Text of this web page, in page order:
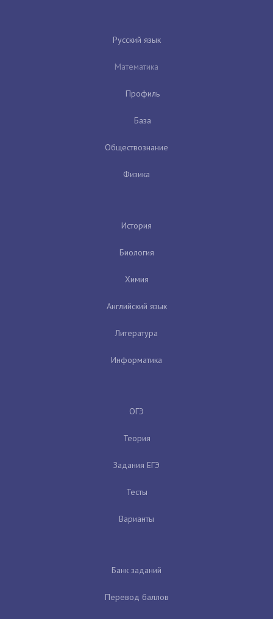
Русский язык
Математика
Профиль
База
Обществознание
Физика
История
Биология
Химия
Английский язык
Литература
Информатика
ОГЭ
Теория
Задания ЕГЭ
Тесты
Варианты
Банк заданий
Перевод баллов